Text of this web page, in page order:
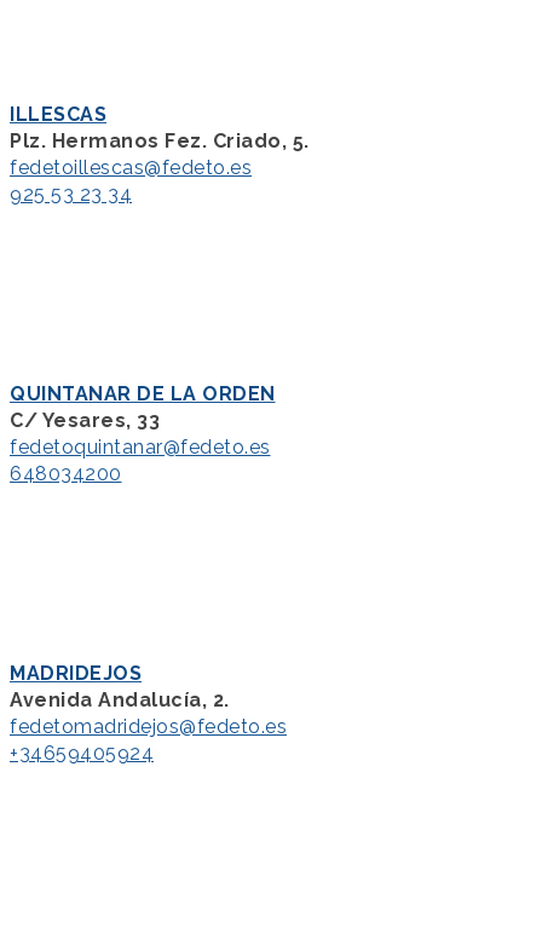
ILLESCAS
Plz. Hermanos Fez. Criado, 5.
fedetoillescas@fedeto.es
925 53 23 34
QUINTANAR DE LA ORDEN
C/ Yesares, 33
fedetoquintanar@fedeto.es
648034200
MADRIDEJOS
Avenida Andalucía, 2.
fedetomadridejos@fedeto.es
+34659405924